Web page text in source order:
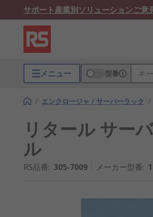
サポート産業別ソリューションご意
メニュー 型番
/ エンクロージャ / サーバーラック /
リタール サー
ル
RS品番: 305-7009 メーカー型番: